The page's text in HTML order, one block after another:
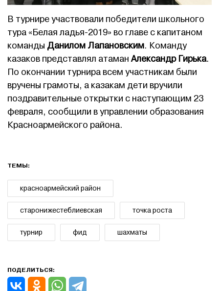
В турнире участвовали победители школьного
тура «Белая ладья-2019» во главе с капитаном
команды Данилом Лапановским. Команду
казаков представлял атаман Александр Гирька.
По окончании турнира всем участникам были
вручены грамоты, а казакам дети вручили
поздравительные открытки с наступающим 23
февраля, сообщили в управлении образования
Красноармейского района.
ТЕМЫ:
красноармейский район
старонижестеблиевская точка роста
турнир фид шахматы
ПОДЕЛИТЬСЯ: